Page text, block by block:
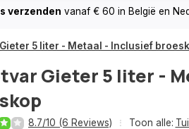
verzenden vanaf € 60 in België en
Gieter 5 liter - Metaal - Inclusief
Gieter 5 liter -
8.7/10 (6 Reviews) Toon alle: